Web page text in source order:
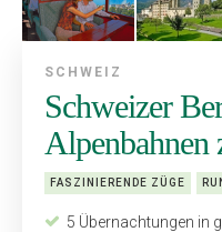
SCHWEIZ
Schweizer
Alpenbahnen
FASZINIERENDE ZÜGE
5 Übernachtungen in